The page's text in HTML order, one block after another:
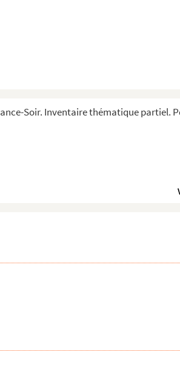
Soir. Inventaire thématique partiel.